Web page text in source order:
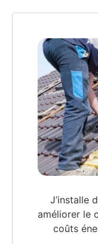
J’installe
améliorer le
coûts